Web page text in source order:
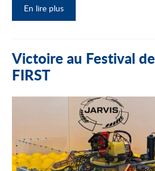
En lire plus
Victoire au Festival
FIRST